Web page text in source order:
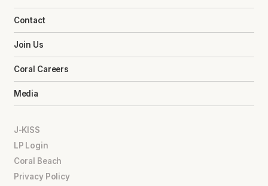
Contact
Join Us
Coral Careers
Media
J-KISS
LP Login
Coral Beach
Privacy Policy